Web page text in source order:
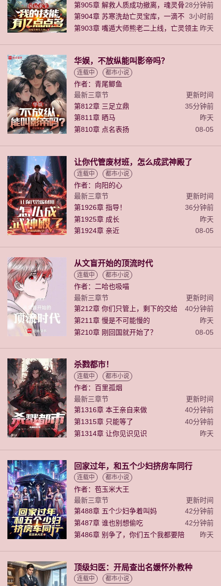
28分钟前
第905章 解救人质成功撤离，魂灵骨
戒的解封线索
3小时前
第904章 苏寒洗劫亡灵宝库，一滴不
断燃烧的血液
昨天
第903章 嘴遁大师熊老二上线，亡灵领主
华娱，不放纵能叫影帝吗？
连载中 都市小说
作者：青尾鲫鱼
更新时间
最新三章节
35分钟前
第812章 三足立鼎
昨天
第811章 晒马
08-05
第810章 点名表扬
让你代管废材班，怎么成武神殿了
连载中 都市小说
作者：向阳的心
更新时间
最新三章节
36分钟前
第1926章 指导！
昨天
第1925章 成长
08-05
第1924章 亲近
从文盲开始的顶流时代
连载中 都市小说
作者：二哈也吸喵
更新时间
最新三章节
40分钟前
第212章 你们只管上，剩下的交给
我！
昨天
第211章 慢是不可能慢的
08-05
第210章 刚回国就开始了？
杀戮都市！
连载中 都市小说
作者：百里孤烟
更新时间
最新三章节
40分钟前
第1316章 本王亲自来做
40分钟前
第1315章 只能等了
昨天
第1314章 让你见识见识
回家过年，和五个少妇挤房车同行
连载中 都市小说
作者：苞玉米大王
更新时间
最新三章节
42分钟前
第488章 五个少妇争着叫妈
42分钟前
第487章 谁也别想偷吃
昨天
第486章 别争了，你们五个我都要陪
顶级妇医：开局查出名媛怀外教种
连载中 都市小说